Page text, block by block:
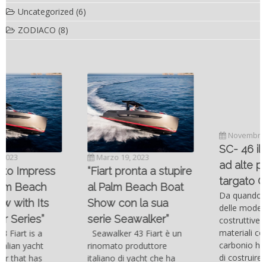
Uncategorized (6)
ZODIACO (8)
“Fiart pronta a stupire
al Palm Beach Boat
Show con la sua
serie Seawalker”
Seawalker 43 Fiart è un
rinomato produttore
italiano di yacht che ha
Novembre 6, 2022
SC- 46 il catamarano
ad alte prestazioni
targato Outerlimits.
Da quando lo sviluppo
delle moderne tecnologie
costruttive e dei nuovi
materiali come la fibra di
carbonio hanno consentito
di costruire catamarani